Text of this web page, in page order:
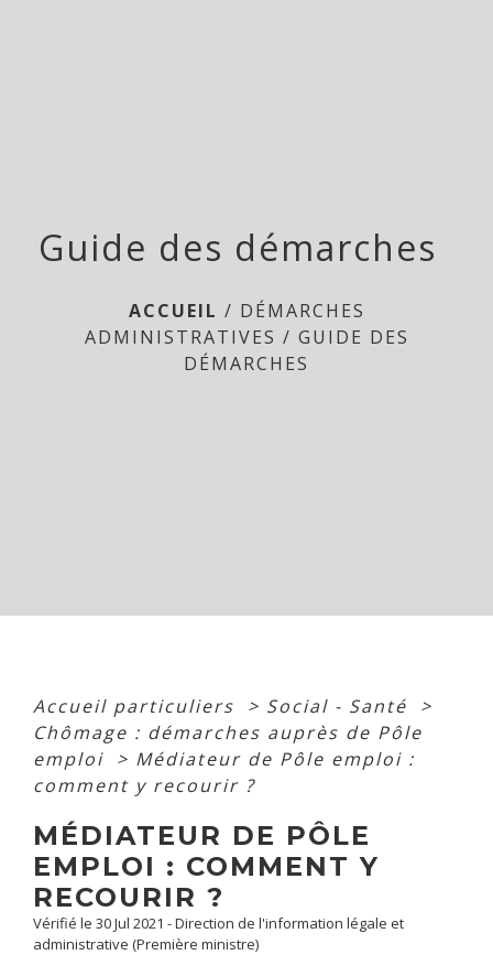
Guide des démarches
ACCUEIL / DÉMARCHES
ADMINISTRATIVES / GUIDE DES
DÉMARCHES
Accueil particuliers > Social - Santé
>
Chômage : démarches auprès de Pôle
emploi > Médiateur de Pôle emploi :
comment y recourir ?
MÉDIATEUR DE PÔLE
EMPLOI : COMMENT Y
RECOURIR ?
Vérifié le 30 Jul 2021 - Direction de l'information légale et
administrative (Première ministre)